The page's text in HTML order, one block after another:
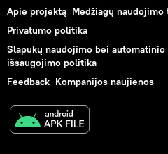
Apie projektą Medžiagų naudojimo
Privatumo politika
Slapukų naudojimo bei automatinio
išsaugojimo politika
Feedback Kompanijos naujienos